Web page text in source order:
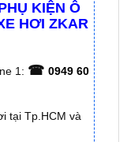
1:☎ 0949 60
tại Tp.HCM và
phí, hàng hóa
xuất ) =>